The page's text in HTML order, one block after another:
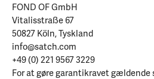
FOND OF GmbH
Vitalisstraße 67
50827 Köln, Tyskland
info@satch.com
+49 (0) 221 9567 3229
For at gøre garantikravet